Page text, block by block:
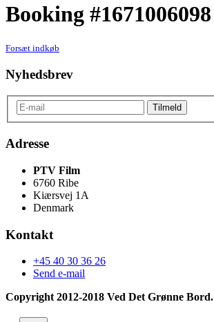
Booking #1671006098
Forsæt indkøb
Nyhedsbrev
Adresse
PTV Film
6760 Ribe
Kiærsvej 1A
Denmark
Kontakt
+45 40 30 36 26
Send e-mail
Copyright 2012-2018 Ved Det Grønne Bord.